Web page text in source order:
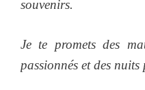
souvenirs.
Je te promets des
passionnés et des nuits